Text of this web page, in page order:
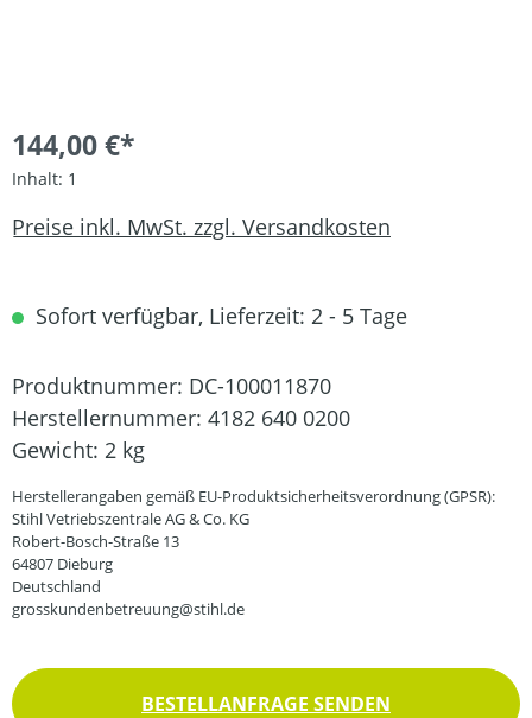
144,00 €*
Inhalt: 1
Preise inkl. MwSt. zzgl. Versandkosten
Sofort verfügbar, Lieferzeit: 2 - 5 Tage
Produktnummer: DC-100011870
Herstellernummer: 4182 640 0200
Gewicht: 2 kg
Herstellerangaben gemäß EU-Produktsicherheitsverordnung (GPSR):
Stihl Vetriebszentrale AG & Co. KG
Robert-Bosch-Straße 13
64807 Dieburg
Deutschland
grosskundenbetreuung@stihl.de
BESTELLANFRAGE SENDEN